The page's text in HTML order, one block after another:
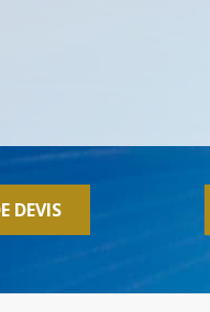
DEVIS